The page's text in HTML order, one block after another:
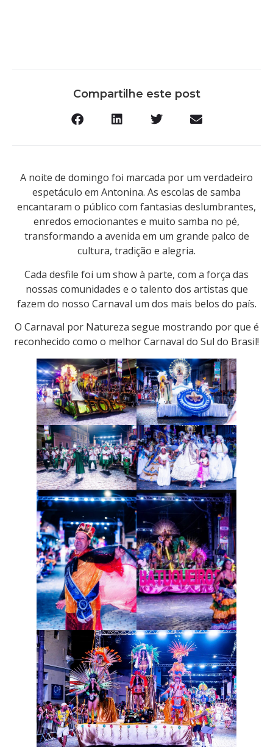
Compartilhe este post
A noite de domingo foi marcada por um verdadeiro
espetáculo em Antonina. As escolas de samba
encantaram o público com fantasias deslumbrantes,
enredos emocionantes e muito samba no pé,
transformando a avenida em um grande palco de
cultura, tradição e alegria.
Cada desfile foi um show à parte, com a força das
nossas comunidades e o talento dos artistas que
fazem do nosso Carnaval um dos mais belos do país.
O Carnaval por Natureza segue mostrando por que é
reconhecido como o melhor Carnaval do Sul do Brasil!